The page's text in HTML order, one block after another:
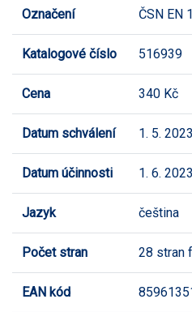
Označení ČSN EN
Katalogové číslo 516939
Cena 340 Kč
Datum schválení 1. 5. 2023
Datum účinnosti 1. 6. 2023
Jazyk čeština
Počet stran 28 stran
EAN kód